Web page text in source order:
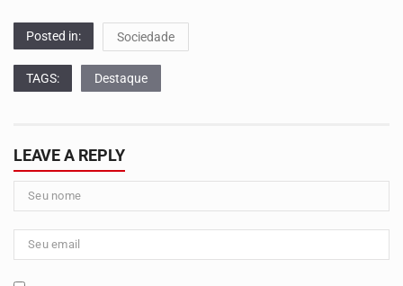
Posted in: Sociedade
TAGS: Destaque
LEAVE A REPLY